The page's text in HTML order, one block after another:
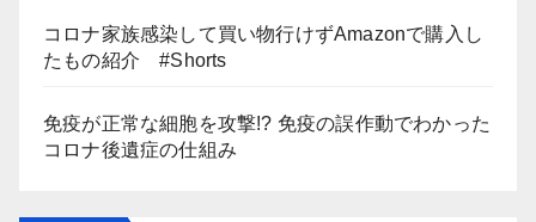
コロナ家族感染して買い物行けずAmazonで購入し
たもの紹介 #Shorts
免疫が正常な細胞を攻撃!? 免疫の誤作動でわかった
コロナ後遺症の仕組み